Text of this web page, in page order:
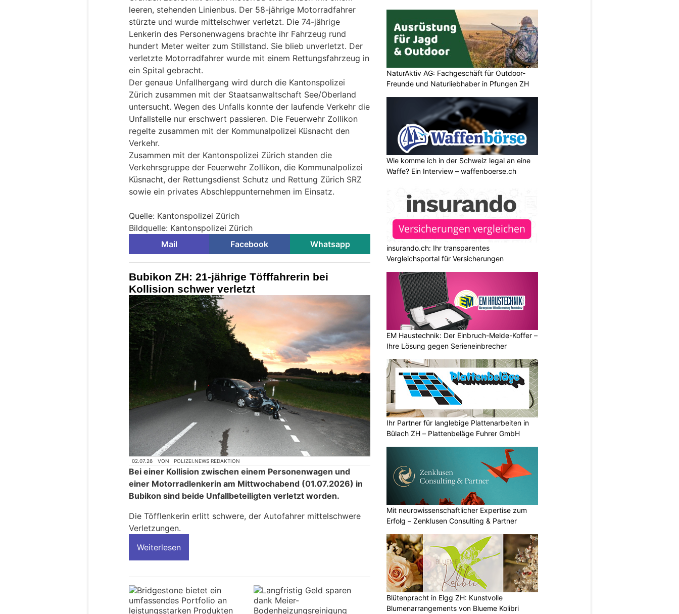
leeren, stehenden Linienbus. Der 58-jährige Motorradfahrer
stürzte und wurde mittelschwer verletzt. Die 74-jährige
Lenkerin des Personenwagens brachte ihr Fahrzeug rund
hundert Meter weiter zum Stillstand. Sie blieb unverletzt. Der
verletzte Motorradfahrer wurde mit einem Rettungsfahrzeug in
ein Spital gebracht.
Der genaue Unfallhergang wird durch die Kantonspolizei
Zürich zusammen mit der Staatsanwaltschaft See/Oberland
untersucht. Wegen des Unfalls konnte der laufende Verkehr die
Unfallstelle nur erschwert passieren. Die Feuerwehr Zollikon
regelte zusammen mit der Kommunalpolizei Küsnacht den
Verkehr.
Zusammen mit der Kantonspolizei Zürich standen die
Verkehrsgruppe der Feuerwehr Zollikon, die Kommunalpolizei
Küsnacht, der Rettungsdienst Schutz und Rettung Zürich SRZ
sowie ein privates Abschleppunternehmen im Einsatz.
Quelle: Kantonspolizei Zürich
Bildquelle: Kantonspolizei Zürich
Mail
Facebook Whatsapp
Bubikon ZH: 21-jährige Töfffahrerin bei
Kollision schwer verletzt
02.07.26 VON POLIZEI.NEWS REDAKTION
Bei einer Kollision zwischen einem Personenwagen und
einer Motorradlenkerin am Mittwochabend (01.07.2026) in
Bubikon sind beide Unfallbeteiligten verletzt worden.
Die Töfflenkerin erlitt schwere, der Autofahrer mittelschwere
Verletzungen.
Weiterlesen
NaturAktiv AG: Fachgeschäft für Outdoor-
Freunde und Naturliebhaber in Pfungen ZH
Wie komme ich in der Schweiz legal an eine
Waffe? Ein Interview – waffenboerse.ch
insurando.ch: Ihr transparentes
Vergleichsportal für Versicherungen
EM Haustechnik: Der Einbruch-Melde-Koffer –
Ihre Lösung gegen Serieneinbrecher
Ihr Partner für langlebige Plattenarbeiten in
Bülach ZH – Plattenbeläge Fuhrer GmbH
Mit neurowissenschaftlicher Expertise zum
Erfolg – Zenklusen Consulting & Partner
Blütenpracht in Elgg ZH: Kunstvolle
Blumenarrangements von Blueme Kolibri